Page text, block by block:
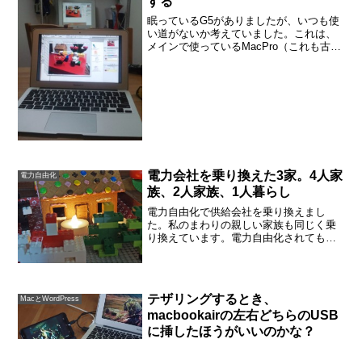
眠っているG5がありましたが、いつも使
い道がないか考えていました。これは、
メインで使っているMacPro（これも古く
電力自由化
電力会社を乗り換えた3家。4人家
族、2人家族、1人暮らし
電力自由化で供給会社を乗り換えまし
た。私のまわりの親しい家族も同じく乗
り換えています。電力自由化されても、
MacとWordPress
テザリングするとき、
macbookairの左右どちらのUSB
に挿したほうがいいのかな？